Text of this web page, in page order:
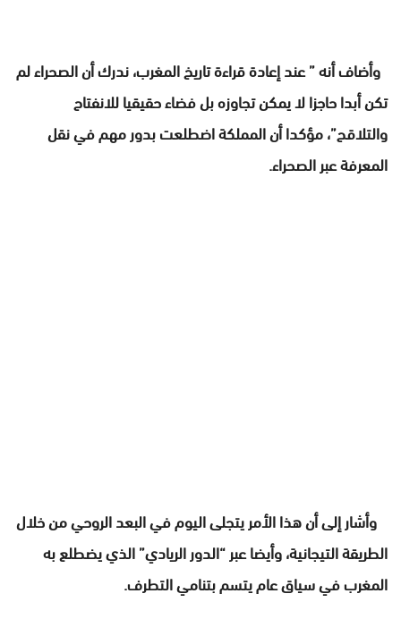
وأضاف أنه ” عند إعادة قراءة تاريخ المغرب، ندرك أن الصحراء لم
تكن أبدا حاجزا لا يمكن تجاوزه بل فضاء حقيقيا للانفتاح
والتلاقح”، مؤكدا أن المملكة اضطلعت بدور مهم في نقل
المعرفة عبر الصحراء.
وأشار إلى أن هذا الأمر يتجلى اليوم في البعد الروحي من خلال
الطريقة التيجانية، وأيضا عبر “الدور الريادي” الذي يضطلع به
المغرب في سياق عام يتسم بتنامي التطرف.